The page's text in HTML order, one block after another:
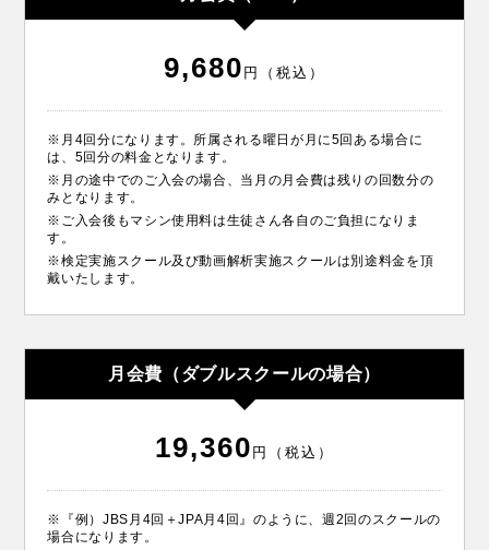
9,680 円（税込）
※月4回分になります。所属される曜日が月に5回ある場合に
は、5回分の料金となります。
※月の途中でのご入会の場合、当月の月会費は残りの回数分の
みとなります。
※ご入会後もマシン使用料は生徒さん各自のご負担になりま
す。
※検定実施スクール及び動画解析実施スクールは別途料金を頂
戴いたします。
月会費（ダブルスクールの場合）
19,360 円（税込）
※『例）JBS月4回＋JPA月4回』のように、週2回のスクールの
場合になります。